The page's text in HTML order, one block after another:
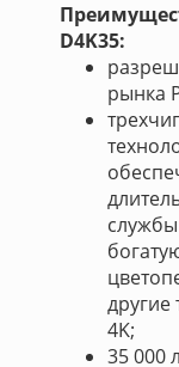
D4K35:
рынка
другие
4K;
35 000